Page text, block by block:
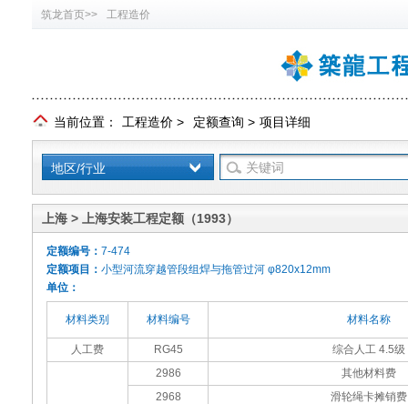
筑龙首页>> 工程造价
当前位置： 工程造价 > 定额查询 > 项目详细
地区/行业
上海 > 上海安装工程定额（1993）
定额编号： 7-474
定额项目： 小型河流穿越管段组焊与拖管过河 φ820x12mm
单位：
材料类别 材料编号 材料名称
人工费 RG45 综合人工 4.5级
2986
其他材料费
2968
滑轮绳卡摊销费